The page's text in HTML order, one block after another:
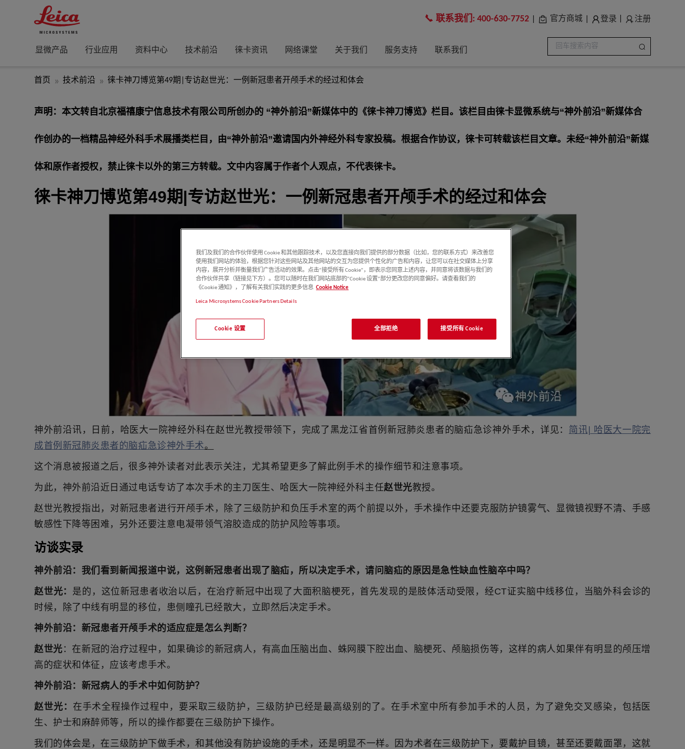
联系我们: 400-630-7752 官方商城 登录 注册
显微产品 行业应用 资料中心 技术前沿 徕卡资讯 网络课堂 关于我们 服务支持 联系我们
首页 技术前沿 徕卡神刀博览第49期|专访赵世光：一例新冠患者开颅手术的经过和体会
声明：本文转自北京福禧康宁信息技术有限公司所创办的 “神外前沿”新媒体中的《徕卡神刀博览》栏目。该栏目由徕卡显微系统与“神外前沿”新媒体合
作创办的一档精品神经外科手术展播类栏目，由“神外前沿”邀请国内外神经外科专家投稿。根据合作协议，徕卡可转载该栏目文章。未经“神外前沿”新媒
体和原作者授权，禁止徕卡以外的第三方转载。文中内容属于作者个人观点，不代表徕卡。
徕卡神刀博览第49期|专访赵世光：一例新冠患者开颅手术的经过和体会
神外前沿讯，日前，哈医大一院神经外科在赵世光教授带领下，完成了黑龙江省首例新冠肺炎患者的脑疝急诊神外手术，详见： 简讯| 哈医大一院完
成首例新冠肺炎患者的脑疝急诊神外手术。
这个消息被报道之后，很多神外读者对此表示关注，尤其希望更多了解此例手术的操作细节和注意事项。
为此，神外前沿近日通过电话专访了本次手术的主刀医生、哈医大一院神经外科主任赵世光教授。
赵世光教授指出，对新冠患者进行开颅手术，除了三级防护和负压手术室的两个前提以外，手术操作中还要克服防护镜雾气、显微镜视野不清、手感
敏感性下降等困难，另外还要注意电凝带领气溶胶造成的防护风险等事项。
访谈实录
神外前沿： 我们看到新闻报道中说，这例新冠患者出现了脑疝，所以决定手术，请问脑疝的原因是急性缺血性脑卒中吗？
赵世光： 是的，这位新冠患者收治以后，在治疗新冠中出现了大面积脑梗死，首先发现的是肢体活动受限，经CT证实脑中线移位，当脑外科会诊的
时候，除了中线有明显的移位，患侧瞳孔已经散大，立即然后决定手术。
神外前沿： 新冠患者开颅手术的适应症是怎么判断？
赵世光 ：在新冠的治疗过程中，如果确诊的新冠病人，有高血压脑出血、蛛网膜下腔出血、脑梗死、颅脑损伤等，这样的病人如果伴有明显的颅压增
高的症状和体征，应该考虑手术。
神外前沿： 新冠病人的手术中如何防护？
赵世光： 在手术全程操作过程中，要采取三级防护，三级防护已经是最高级别的了。在手术室中所有参加手术的人员，为了避免交叉感染，包括医
生、护士和麻醉师等，所以的操作都要在三级防护下操作。
我们的体会是，在三级防护下做手术，和其他没有防护设施的手术，还是明显不一样。因为术者在三级防护下，要戴护目镜，甚至还要戴面罩，这就
我们及我们的合作伙伴使用 Cookie 和其他跟踪技术，以及您直接向我们提供的部分数据（比如，您的联系方式）来改善您
使用我们网站的体验，根据您针对这些网站及其他网站的交互为您提供个性化的广告和内容，让您可以在社交媒体上分享
内容，展开分析并衡量我们广告活动的效果。点击“接受所有 Cookie”，即表示您同意上述内容，并同意将该数据与我们的
合作伙伴共享（链接见下方）。您可以随时在我们网站底部的“Cookie 设置”部分更改您的同意偏好。请查看我们的
《Cookie 通知》，了解有关我们实践的更多信息 Cookie Notice
Leica Microsystems Cookie Partners Details
Cookie 设置 全部拒绝 接受所有 Cookie